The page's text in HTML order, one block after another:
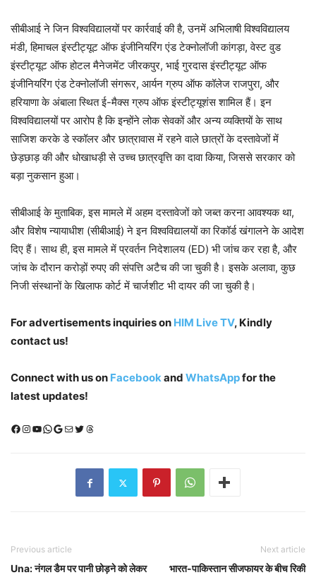
सीबीआई ने जिन विश्वविद्यालयों पर कार्रवाई की है, उनमें अभिलाषी विश्वविद्यालय
मंडी, हिमाचल इंस्टीट्यूट ऑफ इंजीनियरिंग एंड टेक्नोलॉजी कांगड़ा, वेस्ट वुड
इंस्टीट्यूट ऑफ होटल मैनेजमेंट जीरकपुर, भाई गुरदास इंस्टीट्यूट ऑफ
इंजीनियरिंग एंड टेक्नोलॉजी संगरूर, आर्यन ग्रुप ऑफ कॉलेज राजपुरा, और
हरियाणा के अंबाला स्थित ई-मैक्स ग्रुप ऑफ इंस्टीट्यूशंस शामिल हैं। इन
विश्वविद्यालयों पर आरोप है कि इन्होंने लोक सेवकों और अन्य व्यक्तियों के साथ
साजिश करके डे स्कॉलर और छात्रावास में रहने वाले छात्रों के दस्तावेजों में
छेड़छाड़ की और धोखाधड़ी से उच्च छात्रवृत्ति का दावा किया, जिससे सरकार को
बड़ा नुकसान हुआ।
सीबीआई के मुताबिक, इस मामले में अहम दस्तावेजों को जब्त करना आवश्यक था,
और विशेष न्यायाधीश (सीबीआई) ने इन विश्वविद्यालयों का रिकॉर्ड खंगालने के आदेश
दिए हैं। साथ ही, इस मामले में प्रवर्तन निदेशालय (ED) भी जांच कर रहा है, और
जांच के दौरान करोड़ों रुपए की संपत्ति अटैच की जा चुकी है। इसके अलावा, कुछ
निजी संस्थानों के खिलाफ कोर्ट में चार्जशीट भी दायर की जा चुकी है।
For advertisements inquiries on HIM Live TV, Kindly
contact us!
Connect with us on Facebookand WhatsAppfor the
latest updates!
Facebook
Instagram
YouTube
WhatsApp
Google
MailX (Twitter)
Threads
Previous article
Una: नंगल डैम पर पानी छोड़ने को लेकर
Next article
भारत-पाकिस्तान सीजफायर के बीच रिकी